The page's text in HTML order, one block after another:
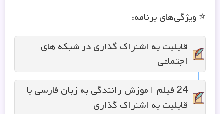
⭐️ ویژگی‌های برنامه:
قابليت به اشتراک گذارى در شبكه هاى
اجتماعى
24 فيلم ٱموزش رانندگى به زبان فارسى با
قابليت به اشتراک گذارى